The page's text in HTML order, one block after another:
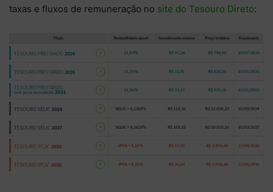
taxas e fluxos de remuneração no site do Tesouro Direto: